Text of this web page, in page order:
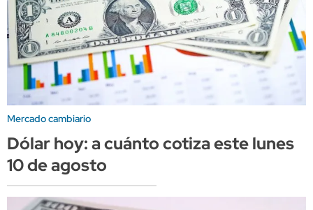
Mercado cambiario
Dólar hoy: a cuánto cotiza este lunes
10 de agosto